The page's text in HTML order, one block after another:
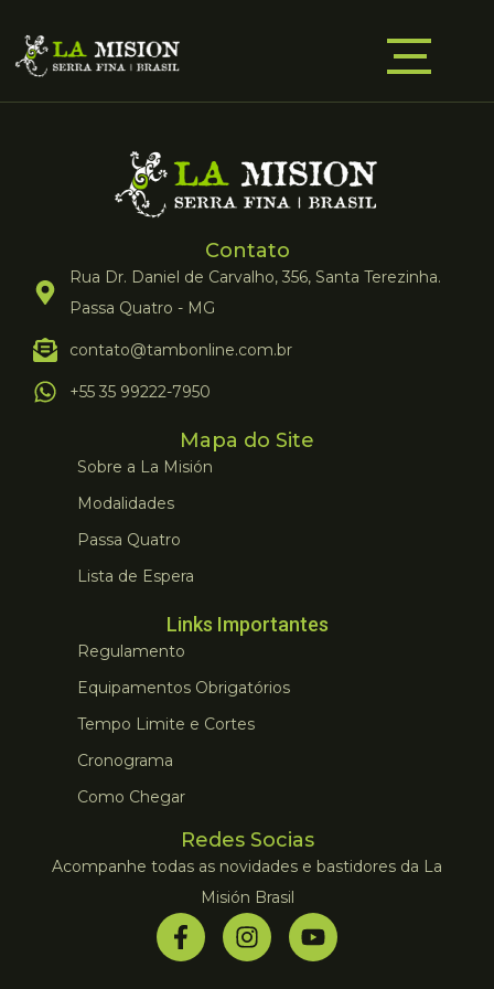
Contato
Rua Dr. Daniel de Carvalho, 356, Santa Terezinha.
Passa Quatro - MG
contato@tambonline.com.br
+55 35 99222-7950
Mapa do Site
Sobre a La Misión
Modalidades
Passa Quatro
Lista de Espera
Links Importantes
Regulamento
Equipamentos Obrigatórios
Tempo Limite e Cortes
Cronograma
Como Chegar
Redes Socias
Acompanhe todas as novidades e bastidores da La
Misión Brasil